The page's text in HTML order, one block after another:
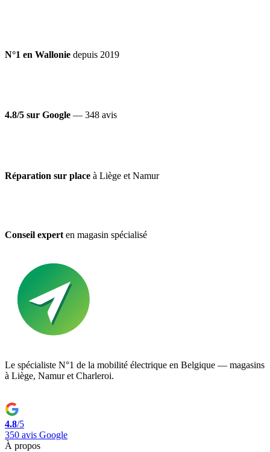
N°1 en Wallonie depuis 2019
4.8/5 sur Google — 348 avis
Réparation sur place à Liège et Namur
Conseil expert en magasin spécialisé
Le spécialiste N°1 de la mobilité électrique en Belgique — magasins
à Liège, Namur et Charleroi.
4.8/5
350 avis Google
À propos